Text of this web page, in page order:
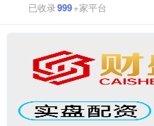
已收录999+家平台